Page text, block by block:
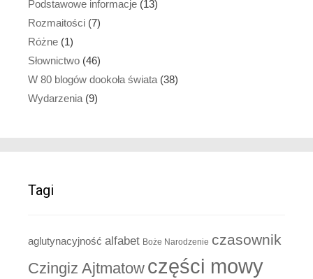
Podstawowe informacje (13)
Rozmaitości (7)
Różne (1)
Słownictwo (46)
W 80 blogów dookoła świata (38)
Wydarzenia (9)
Tagi
aglutynacyjność alfabet Boże Narodzenie czasownik
Czingiz Ajtmatow części mowy